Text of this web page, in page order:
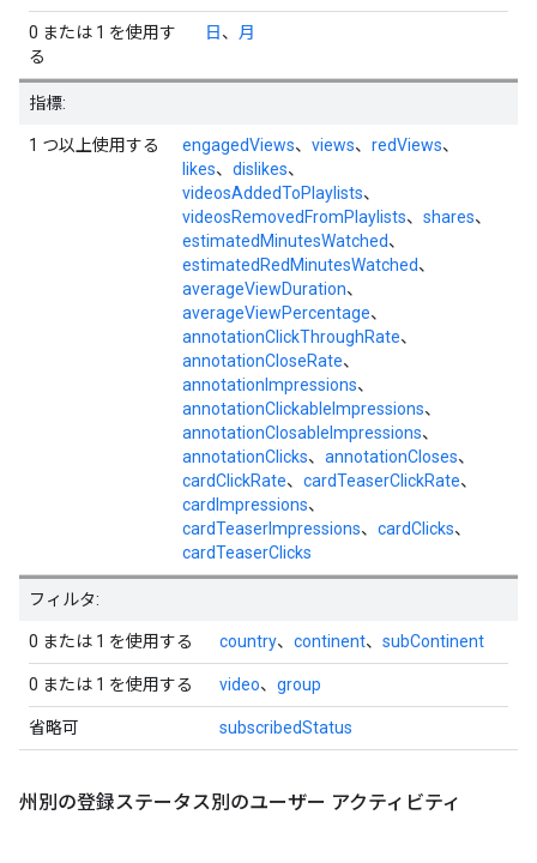
0 または 1 を使用す
る
日 、 月
指標:
1 つ以上使用する engagedViews、 views、 redViews、
likes、 dislikes、
videosAddedToPlaylists、
videosRemovedFromPlaylists、 shares、
estimatedMinutesWatched、
estimatedRedMinutesWatched、
averageViewDuration、
averageViewPercentage、
annotationClickThroughRate、
annotationCloseRate、
annotationImpressions、
annotationClickableImpressions、
annotationClosableImpressions、
annotationClicks、 annotationCloses、
cardClickRate、 cardTeaserClickRate、
cardImpressions、
cardTeaserImpressions、 cardClicks、
cardTeaserClicks
フィルタ:
0 または 1 を使用する country、 continent、 subContinent
0 または 1 を使用する video、 group
省略可 subscribedStatus
州別の登録ステータス別のユーザー アクティビティ